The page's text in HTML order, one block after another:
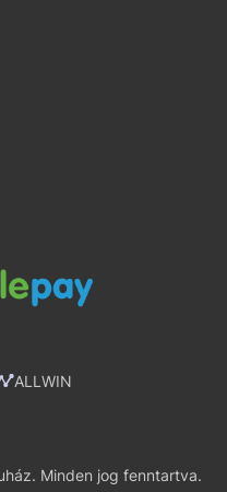
ALLWIN
Minden jog fenntartva.